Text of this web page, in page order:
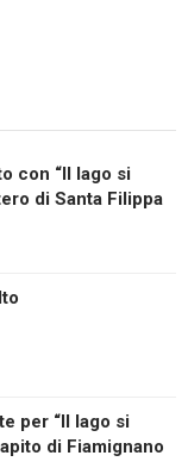
con “Il lago si
di Santa Filippa
per “Il lago si
di Fiamignano